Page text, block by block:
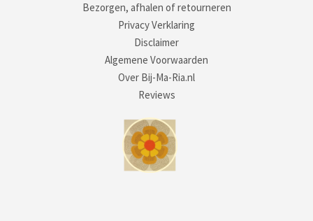
Bezorgen, afhalen of retourneren
Privacy Verklaring
Disclaimer
Algemene Voorwaarden
Over Bij-Ma-Ria.nl
Reviews